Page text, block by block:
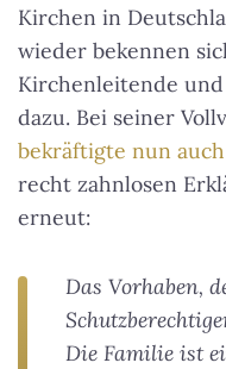
Kirchen in
wieder bekennen
Kirchenleitende
dazu. Bei seiner
bekräftigte nun
recht zahnlosen
erneut:
Das Vorhaben,
Die Familie ist